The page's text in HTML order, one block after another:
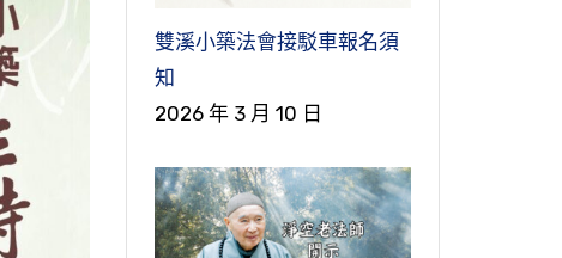
雙溪小築法會接駁車報名須
知
2026 年 3 月 10 日